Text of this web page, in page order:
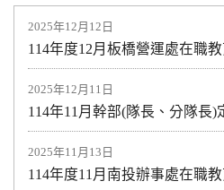
2025年12月12日
114年度12月板橋營運處在職
2025年12月11日
114年11月幹部(隊長、分隊長)
2025年11月13日
114年度11月南投辦事處在職